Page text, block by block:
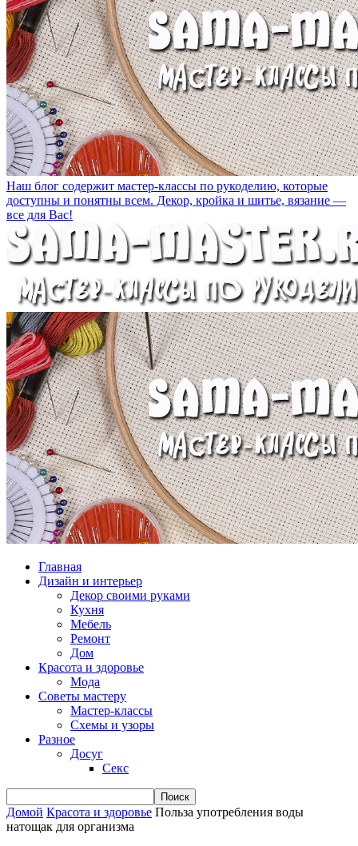
Наш блог содержит мастер-классы по рукоделию, которые
доступны и понятны всем. Декор, кройка и шитье, вязание —
все для Вас!
Главная
Дизайн и интерьер
Декор своими руками
Кухня
Мебель
Ремонт
Дом
Красота и здоровье
Мода
Советы мастеру
Мастер-классы
Схемы и узоры
Разное
Досуг
Секс
Домой Красота и здоровье Польза употребления воды
натощак для организма